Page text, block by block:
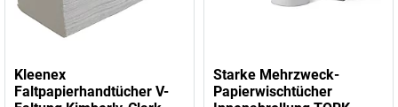
Kleenex
Faltpapierhandtücher V-
Starke Mehrzweck-
Papierwischtücher